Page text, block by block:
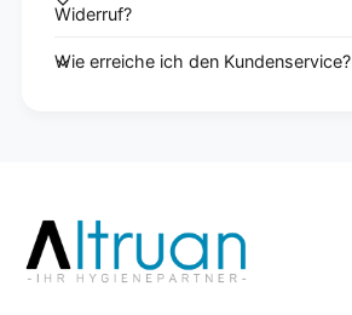
Widerruf?
Wie erreiche ich den Kundenservice?